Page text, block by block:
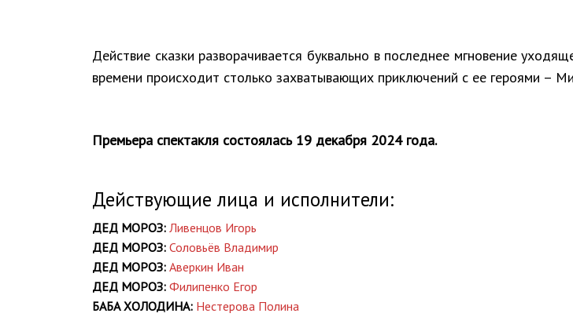
Действие сказки разворачивается буквально в последнее мгновение
времени происходит столько захватывающих приключений с ее героями –
Премьера спектакля состоялась 19 декабря 2024 года.
Действующие лица и исполнители:
ДЕД МОРОЗ: Ливенцов Игорь
ДЕД МОРОЗ: Соловьёв Владимир
ДЕД МОРОЗ: Аверкин Иван
ДЕД МОРОЗ: Филипенко Егор
БАБА ХОЛОДИНА: Нестерова Полина